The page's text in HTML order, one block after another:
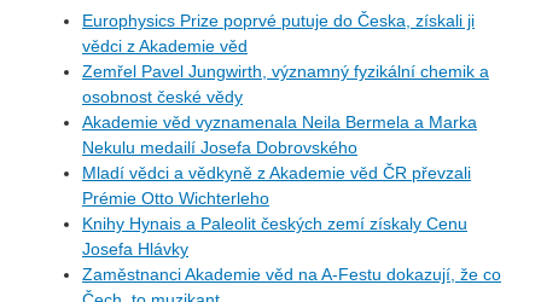
Europhysics Prize poprvé putuje do Česka, získali ji
vědci z Akademie věd
Zemřel Pavel Jungwirth, významný fyzikální chemik a
osobnost české vědy
Akademie věd vyznamenala Neila Bermela a Marka
Nekulu medailí Josefa Dobrovského
Mladí vědci a vědkyně z Akademie věd ČR převzali
Prémie Otto Wichterleho
Knihy Hynais a Paleolit českých zemí získaly Cenu
Josefa Hlávky
Zaměstnanci Akademie věd na A-Festu dokazují, že co